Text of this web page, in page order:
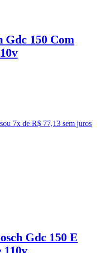
Gdc 150 Com
ou 7x de R$ 77,13 sem juros
Gdc 150 E